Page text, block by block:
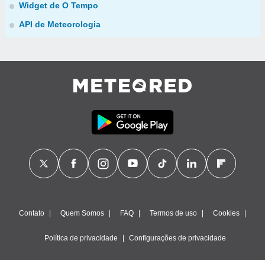
Widget de O Tempo
API de Meteorologia
Contato Quem Somos FAQ Termos de uso Cookies
Política de privacidade Configurações de privacidade